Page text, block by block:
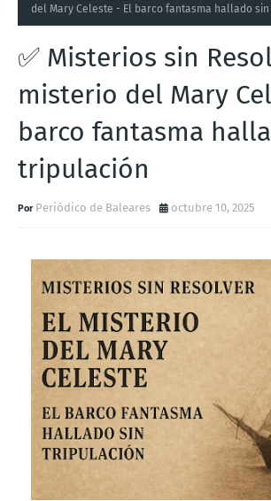
del Mary Celeste - El barco fantasma hallado
✅ Misterios sin
misterio del Mary
barco fantasma
tripulación
Periódico de Baleares octubre 10, 2025